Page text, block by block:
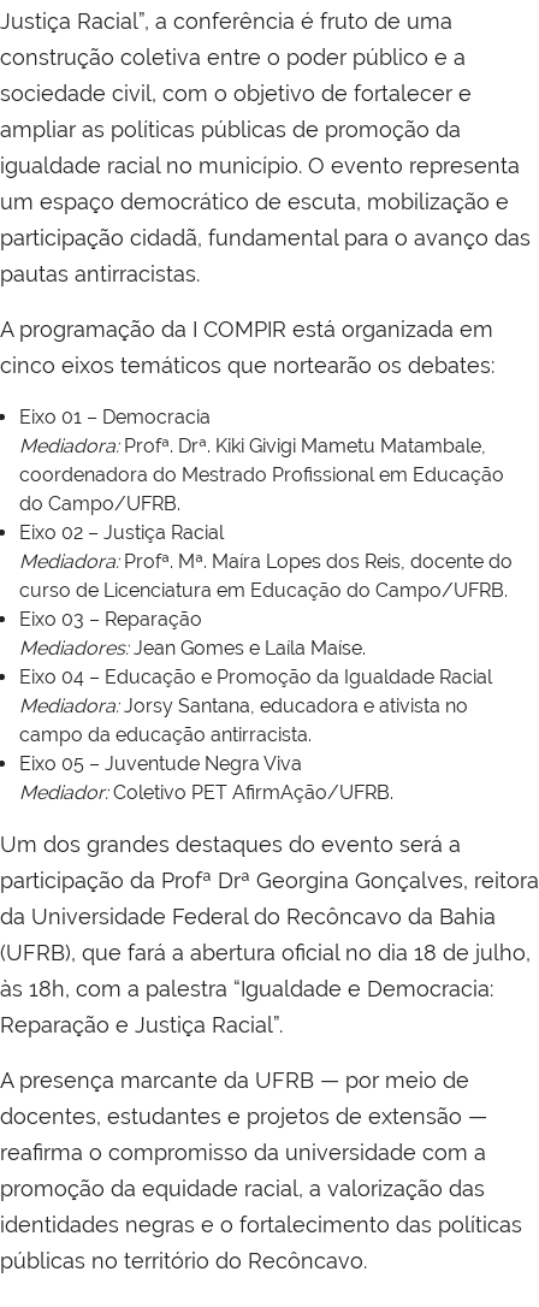
Justiça Racial”, a conferência é fruto de uma
construção coletiva entre o poder público e a
sociedade civil, com o objetivo de fortalecer e
ampliar as políticas públicas de promoção da
igualdade racial no município. O evento representa
um espaço democrático de escuta, mobilização e
participação cidadã, fundamental para o avanço das
pautas antirracistas.
A programação da I COMPIR está organizada em
cinco eixos temáticos que nortearão os debates:
Eixo 01 – Democracia
Mediadora:Profª. Drª. Kiki Givigi Mametu Matambale,
coordenadora do Mestrado Profissional em Educação
do Campo/UFRB.
Eixo 02 – Justiça Racial
Mediadora:Profª. Mª. Maíra Lopes dos Reis, docente do
curso de Licenciatura em Educação do Campo/UFRB.
Eixo 03 – Reparação
Mediadores:Jean Gomes e Laíla Maíse.
Eixo 04 – Educação e Promoção da Igualdade Racial
Mediadora:Jorsy Santana, educadora e ativista no
campo da educação antirracista.
Eixo 05 – Juventude Negra Viva
Mediador:Coletivo PET AfirmAção/UFRB.
Um dos grandes destaques do evento será a
participação da Profª Drª Georgina Gonçalves, reitora
da Universidade Federal do Recôncavo da Bahia
(UFRB), que fará a abertura oficial no dia 18 de julho,
às 18h, com a palestra “Igualdade e Democracia:
Reparação e Justiça Racial”.
A presença marcante da UFRB — por meio de
docentes, estudantes e projetos de extensão —
reafirma o compromisso da universidade com a
promoção da equidade racial, a valorização das
identidades negras e o fortalecimento das políticas
públicas no território do Recôncavo.